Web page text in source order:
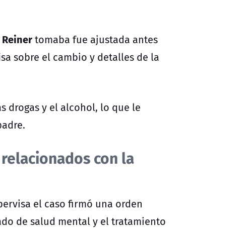
tomaba fue ajustada antes
sobre el cambio y detalles de la
drogas y el alcohol, lo que le
con la
el caso firmó una orden
de salud mental y el tratamiento